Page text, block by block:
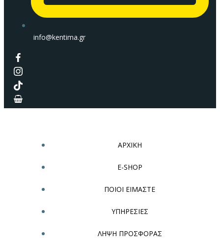
info@kentima.gr
ΑΡΧΙΚΗ
E-SHOP
ΠΟΙΟΙ ΕΙΜΑΣΤΕ
ΥΠΗΡΕΣΙΕΣ
ΛΗΨΗ ΠΡΟΣΦΟΡΑΣ